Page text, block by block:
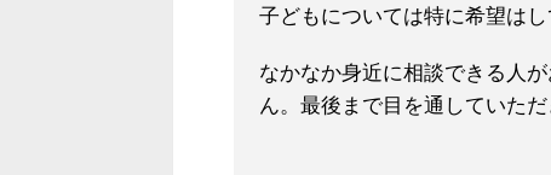
子どもについては特に希望はし
なかなか身近に相談できる人
ん。最後まで目を通していた